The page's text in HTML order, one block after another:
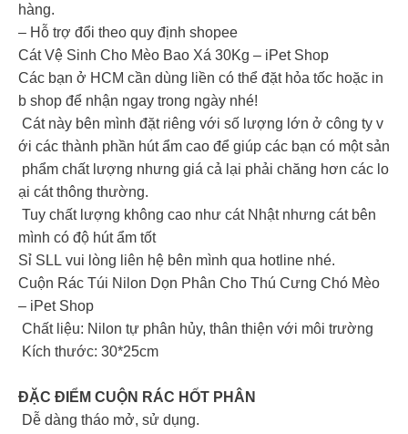
hàng.
– Hỗ trợ đổi theo quy định shopee
Cát Vệ Sinh Cho Mèo Bao Xá 30Kg – iPet Shop
Các bạn ở HCM cần dùng liền có thể đặt hỏa tốc hoặc in
b shop để nhận ngay trong ngày nhé!
Cát này bên mình đặt riêng với số lượng lớn ở công ty v
ới các thành phần hút ẩm cao để giúp các bạn có một sản
phẩm chất lượng nhưng giá cả lại phải chăng hơn các lo
ại cát thông thường.
Tuy chất lượng không cao như cát Nhật nhưng cát bên
mình có độ hút ẩm tốt
Sỉ SLL vui lòng liên hệ bên mình qua hotline nhé.
Cuộn Rác Túi Nilon Dọn Phân Cho Thú Cưng Chó Mèo
– iPet Shop
Chất liệu: Nilon tự phân hủy, thân thiện với môi trường
Kích thước: 30*25cm
ĐẶC ĐIỂM CUỘN RÁC HỐT PHÂN
Dễ dàng tháo mở, sử dụng.